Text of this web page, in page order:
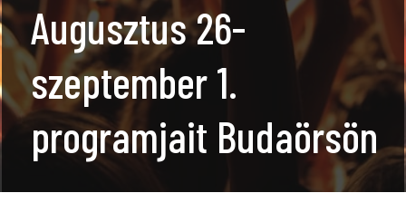
Augusztus 26-
szeptember 1.
programjait Budaörsön